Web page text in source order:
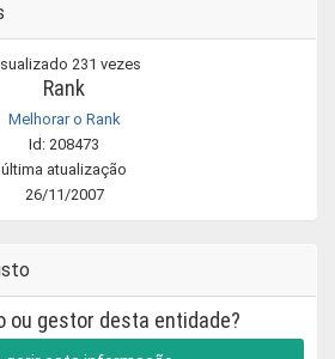
231 vezes
Rank
Melhorar o Rank
Id: 208473
última atualização
26/11/2007
ou gestor desta entidade?